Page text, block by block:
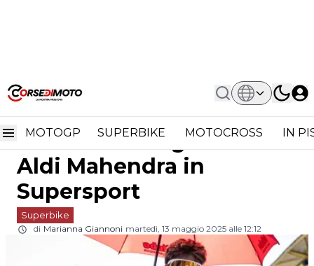
MOTOGP SUPERBIKE MOTOCROSS IN
Home Superbike
Piloti Emergenti E Mercati Strategici:
Piloti emergenti e
mercati strategici: il caso
Aldi Mahendra in
Supersport
Superbike
di Marianna Giannoni martedì, 13 maggio 2025 alle 12:12